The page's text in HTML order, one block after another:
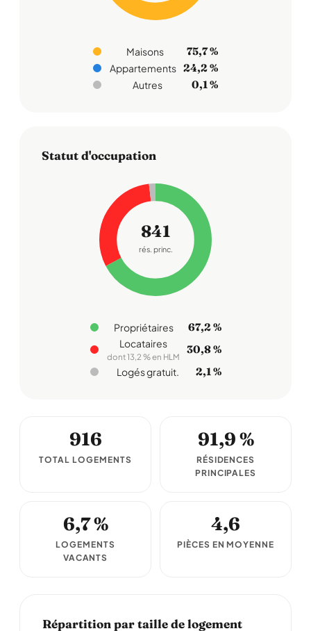
Maisons 75,7 %
Appartements 24,2 %
Autres 0,1 %
Statut d'occupation
841
rés. princ.
Propriétaires 67,2 %
Locataires
dont 13,2 % en HLM
30,8 %
Logés gratuit. 2,1 %
916
TOTAL LOGEMENTS
91,9 %
RÉSIDENCES
PRINCIPALES
6,7 %
LOGEMENTS
VACANTS
4,6
PIÈCES EN MOYENNE
Répartition par taille de logement